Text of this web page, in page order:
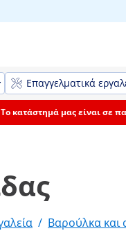
Επαγγελματικά
Το κατάστημά μας είναι σε
/ Βαρούλκα